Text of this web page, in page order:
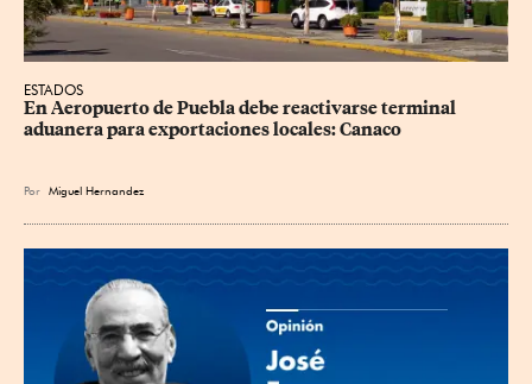
ESTADOS
En Aeropuerto de Puebla debe reactivarse terminal
aduanera para exportaciones locales: Canaco
Por Miguel Hernandez